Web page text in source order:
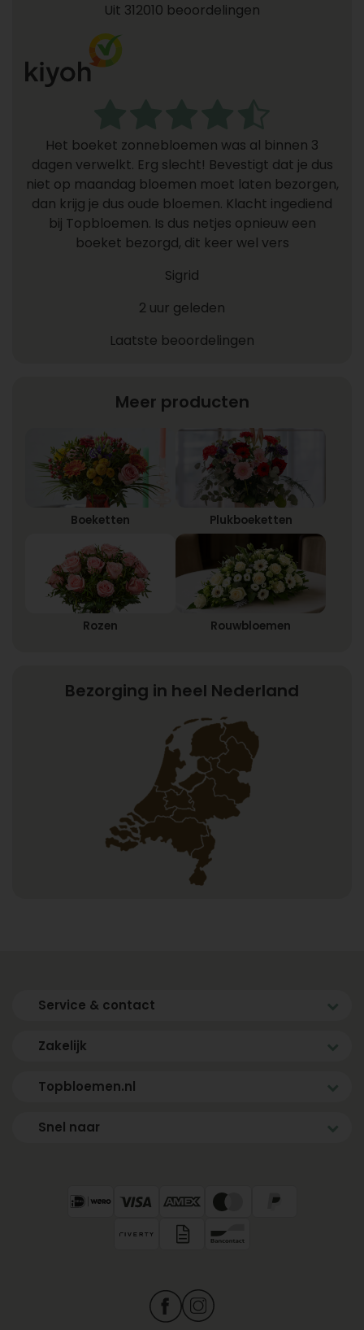
Uit 312010 beoordelingen
Het boeket zonnebloemen was al binnen 3
dagen verwelkt. Erg slecht! Bevestigt dat je dus
niet op maandag bloemen moet laten bezorgen,
dan krijg je dus oude bloemen. Klacht ingediend
bij Topbloemen. Is dus netjes opnieuw een
boeket bezorgd, dit keer wel vers
Sigrid
2 uur geleden
Laatste beoordelingen
Meer producten
Boeketten Plukboeketten
Rozen Rouwbloemen
Bezorging in heel Nederland
Service & contact
Zakelijk
Topbloemen.nl
Snel naar